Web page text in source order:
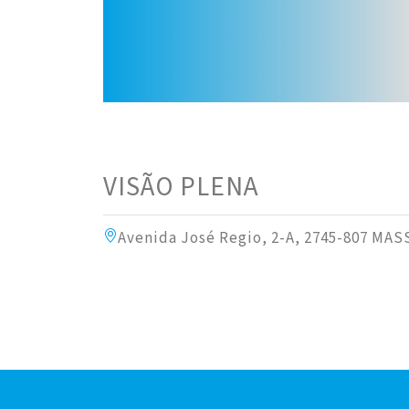
VISÃO PLENA
Avenida José Regio, 2-A, 2745-807